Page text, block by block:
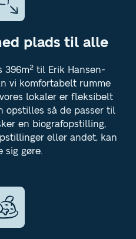
plads til alle
396m2 til Erik Hansen-
vi komfortabelt rumme
lokaler er fleksibelt
opstilles så de passer til
en biografopstilling,
eller andet, kan
sig gøre.